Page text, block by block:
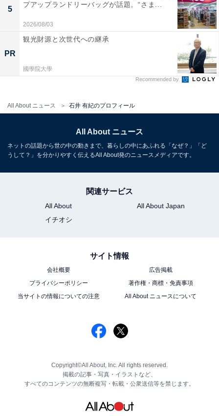
All About ニュース 石井 有紀のプロフィール
5
プアップランドリーバッグが話題。“さま...
2026/08/03
PR
観光財源と次世代への継承
國學院大學
Recommended by
All About ニュース
ネットの話題から世の中の動きまで、暮らしの中にあふれる「なぜ？」「ど
うして？」を分かりやすく伝えるAll About発のニュースメディアです。
関連サービス
All About
All About Japan
イチオシ
サイト情報
会社概要
広告掲載
プライバシーポリシー
著作権・商標・免責事項
当サイトの情報についての注意
All About ニュースについて
Copyright©All About, Inc. All rights reserved.
掲載の記事・写真・イラストなど、
すべてのコンテンツの無断複写・転載・公衆送信等を禁じます。